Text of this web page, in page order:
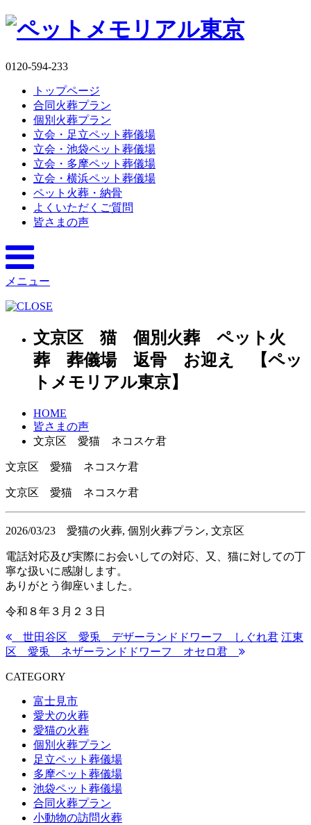
0120-594-233
トップページ
合同火葬プラン
個別火葬プラン
立会・足立ペット葬儀場
立会・池袋ペット葬儀場
立会・多摩ペット葬儀場
立会・横浜ペット葬儀場
ペット火葬・納骨
よくいただくご質問
皆さまの声
メニュー
文京区 猫 個別火葬 ペット火
葬 葬儀場 返骨 お迎え 【ペッ
トメモリアル東京】
HOME
皆さまの声
文京区 愛猫 ネコスケ君
文京区 愛猫 ネコスケ君
文京区 愛猫 ネコスケ君
2026/03/23 愛猫の火葬, 個別火葬プラン, 文京区
電話対応及び実際にお会いしての対応、又、猫に対しての丁
寧な扱いに感謝します。
ありがとう御座いました。
令和８年３月２３日
世田谷区 愛兎 デザーランドドワーフ しぐれ君 江東
区 愛兎 ネザーランドドワーフ オセロ君
CATEGORY
富士見市
愛犬の火葬
愛猫の火葬
個別火葬プラン
足立ペット葬儀場
多摩ペット葬儀場
池袋ペット葬儀場
合同火葬プラン
小動物の訪問火葬